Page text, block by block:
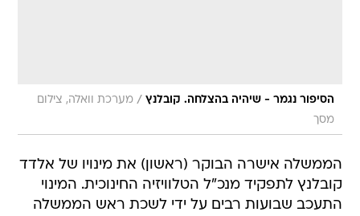
הסיפור נגמר - שיהיה בהצלחה. קובלנץ / מערכת וואלה, צילום
מסך
הממשלה אישרה הבוקר (ראשון) את מינויו של אלדד
קובלנץ לתפקיד מנכ"ל הטלוויזיה החינוכית. המינוי
התעכב שבועות רבים על ידי לשכת ראש הממשלה